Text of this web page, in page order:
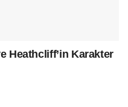
Heathcliff’in Karakter